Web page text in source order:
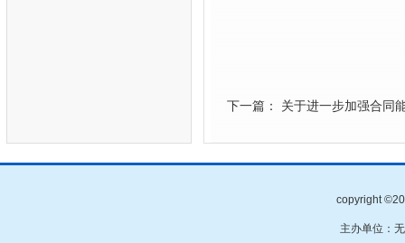
下一篇： 关于进一步加强合同
copyright
主办单位：